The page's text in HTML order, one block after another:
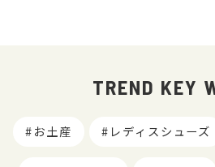
TREND KEY
お土産 レディスシューズ